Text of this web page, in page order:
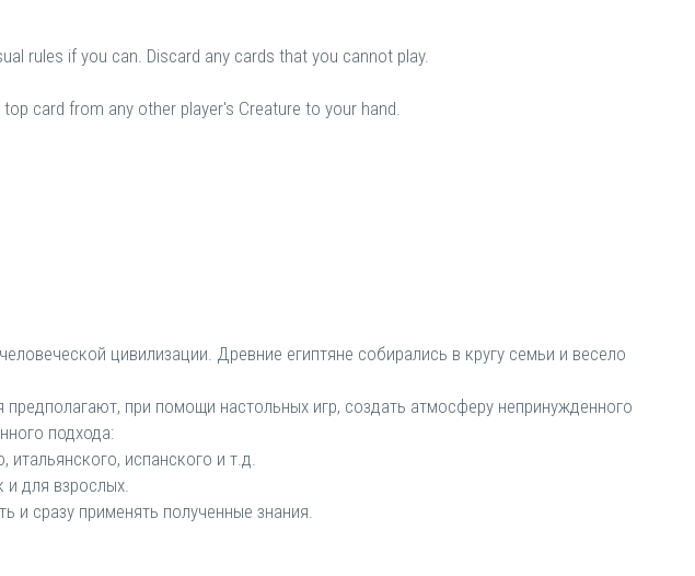
rules if you can. Discard any cards that you cannot play.
card from any other player's Creature to your hand.
цивилизации. Древние египтяне собирались в кругу семьи и весело
при помощи настольных игр, создать атмосферу непринужденного
подхода:
итальянского, испанского и т.д.
и для взрослых.
и сразу применять полученные знания.